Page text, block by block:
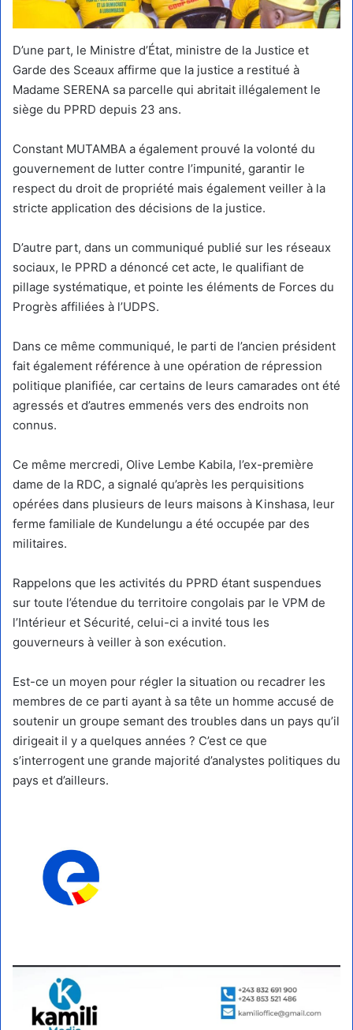
D’une part, le Ministre d’État, ministre de la Justice et
Garde des Sceaux affirme que la justice a restitué à
Madame SERENA sa parcelle qui abritait illégalement le
siège du PPRD depuis 23 ans.
Constant MUTAMBA a également prouvé la volonté du
gouvernement de lutter contre l’impunité, garantir le
respect du droit de propriété mais également veiller à la
stricte application des décisions de la justice.
D’autre part, dans un communiqué publié sur les réseaux
sociaux, le PPRD a dénoncé cet acte, le qualifiant de
pillage systématique, et pointe les éléments de Forces du
Progrès affiliées à l’UDPS.
Dans ce même communiqué, le parti de l’ancien président
fait également référence à une opération de répression
politique planifiée, car certains de leurs camarades ont été
agressés et d’autres emmenés vers des endroits non
connus.
Ce même mercredi, Olive Lembe Kabila, l’ex-première
dame de la RDC, a signalé qu’après les perquisitions
opérées dans plusieurs de leurs maisons à Kinshasa, leur
ferme familiale de Kundelungu a été occupée par des
militaires.
Rappelons que les activités du PPRD étant suspendues
sur toute l’étendue du territoire congolais par le VPM de
l’Intérieur et Sécurité, celui-ci a invité tous les
gouverneurs à veiller à son exécution.
Est-ce un moyen pour régler la situation ou recadrer les
membres de ce parti ayant à sa tête un homme accusé de
soutenir un groupe semant des troubles dans un pays qu’il
dirigeait il y a quelques années ? C’est ce que
s’interrogent une grande majorité d’analystes politiques du
pays et d’ailleurs.